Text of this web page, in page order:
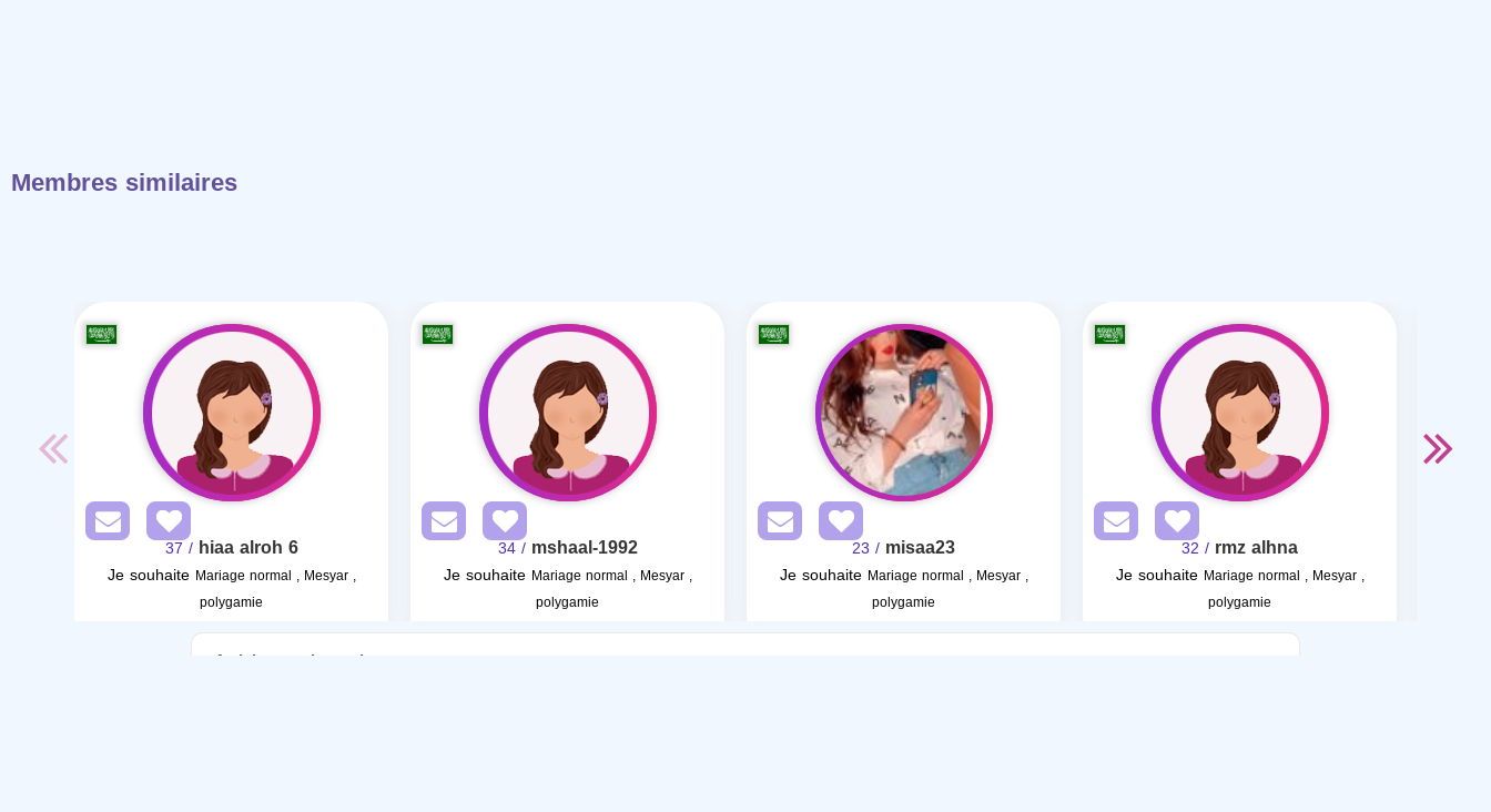
Membres similaires
hiaa alroh 6
/ 37
Je souhaite Mariage normal , Mesyar ,
polygamie
mshaal-1992
/ 34
Je souhaite Mariage normal , Mesyar ,
polygamie
misaa23
/ 23
Je souhaite Mariage normal , Mesyar ,
polygamie
rmz alhna
/ 32
Je souhaite Mariage normal , Mesyar ,
polygamie
Articles sur le mariage